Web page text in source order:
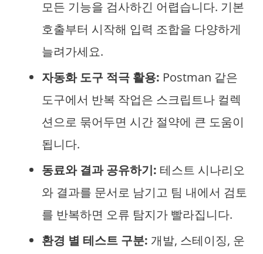
모든 기능을 검사하긴 어렵습니다. 기본
호출부터 시작해 입력 조합을 다양하게
늘려가세요.
자동화 도구 적극 활용: Postman 같은
도구에서 반복 작업은 스크립트나 컬렉
션으로 묶어두면 시간 절약에 큰 도움이
됩니다.
동료와 결과 공유하기: 테스트 시나리오
와 결과를 문서로 남기고 팀 내에서 검토
를 반복하면 오류 탐지가 빨라집니다.
환경 별 테스트 구분: 개발, 스테이징, 운